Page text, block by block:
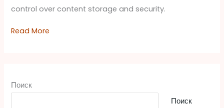
control over content storage and security.
Read More
Поиск
Поиск